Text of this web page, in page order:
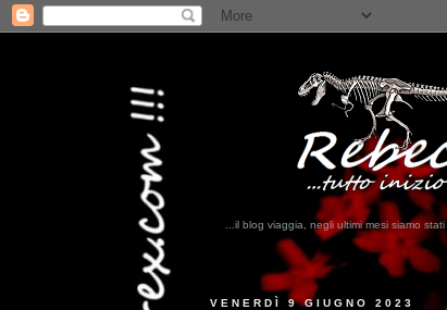
...il blog viaggia, negli ultimi mesi siamo
VENERDÌ 9 GIUGNO 2023